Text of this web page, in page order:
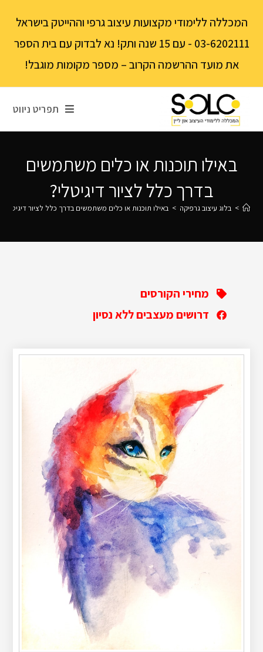
המכללה ללימודי מקצועות עיצוב גרפי וההייטק בישראל
03-6202111 - עם 15 שנה ותק! נא לבדוק עם בית הספר
את מועד ההרשמה הקרוב – מספר מקומות מוגבל!
תפריט ניווט
באילו תוכנות או כלים משתמשים
בדרך כלל לציור דיגיטלי?
> בלוג עיצוב גרפיקה > באילו תוכנות או כלים משתמשים בדרך כלל לציור דיגיטלי?
מחירי הקורסים
דרושים מעצבים ללא נסיון